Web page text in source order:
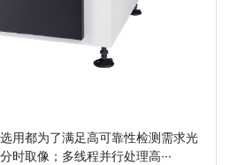
用都为了满足高可靠性检测需求光
时取像；多线程并行处理高···